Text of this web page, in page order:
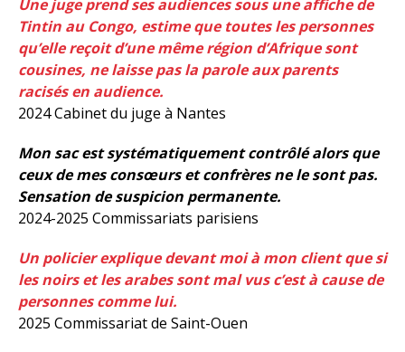
Une juge prend ses audiences sous une affiche de
Tintin au Congo, estime que toutes les personnes
qu’elle reçoit d’une même région d’Afrique sont
cousines, ne laisse pas la parole aux parents
racisés en audience.
2024 Cabinet du juge à Nantes
Mon sac est systématiquement contrôlé alors que
ceux de mes consœurs et confrères ne le sont pas.
Sensation de suspicion permanente.
2024-2025 Commissariats parisiens
Un policier explique devant moi à mon client que si
les noirs et les arabes sont mal vus c’est à cause de
personnes comme lui.
2025 Commissariat de Saint-Ouen